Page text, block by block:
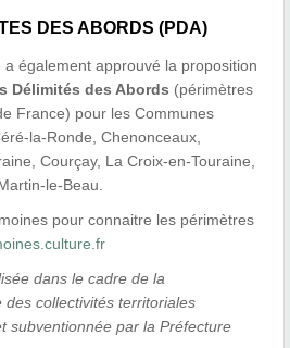
DES ABORDS (PDA)
également approuvé la proposition
Délimités des Abords (périmètres
France) pour les Communes
la-Ronde, Chenonceaux,
Courçay, La Croix-en-Touraine,
le-Beau.
pour connaitre les périmètres
dans le cadre de la
collectivités territoriales
subventionnée par la Préfecture